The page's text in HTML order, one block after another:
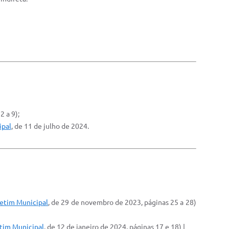
a 9);
, de 11 de julho de 2024.
Municipal, de 29 de novembro de 2023, páginas 25 a 28)
Municipal, de 12 de janeiro de 2024, páginas 17 e 18) |